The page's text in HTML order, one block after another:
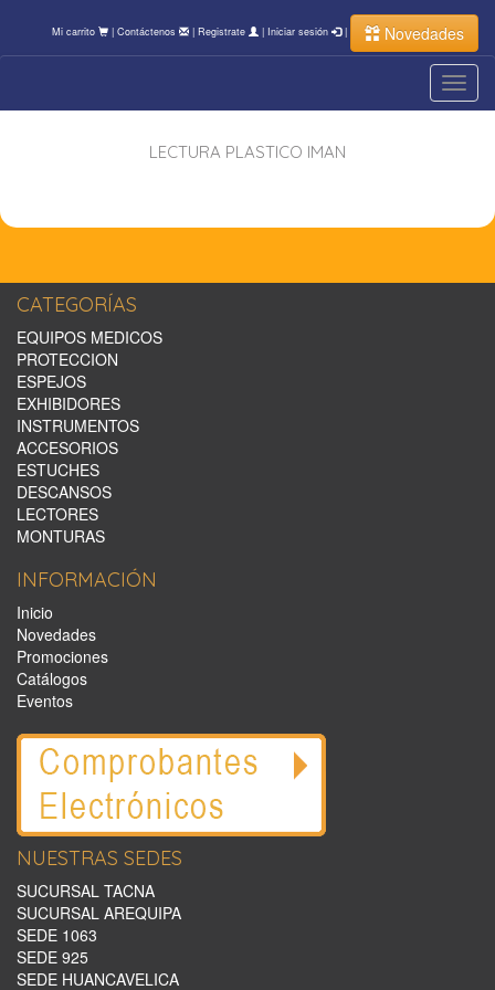
Mi carrito | Contáctenos | Registrate | Iniciar sesión | Novedades
LECTURA PLASTICO IMAN
CATEGORÍAS
EQUIPOS MEDICOS
PROTECCION
ESPEJOS
EXHIBIDORES
INSTRUMENTOS
ACCESORIOS
ESTUCHES
DESCANSOS
LECTORES
MONTURAS
INFORMACIÓN
Inicio
Novedades
Promociones
Catálogos
Eventos
NUESTRAS SEDES
SUCURSAL TACNA
SUCURSAL AREQUIPA
SEDE 1063
SEDE 925
SEDE HUANCAVELICA